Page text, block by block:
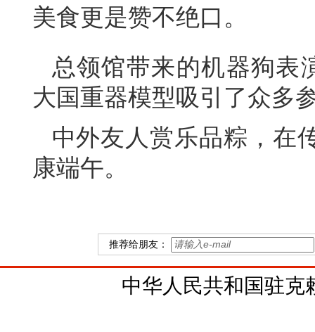
美食更是赞不绝口。
总领馆带来的机器狗表
大国重器模型吸引了众多
中外友人赏乐品粽，在
康端午。
推荐给朋友：
中华人民共和国驻克